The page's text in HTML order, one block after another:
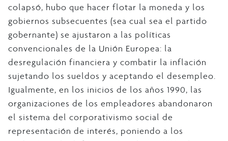
colapsó, hubo que hacer flotar la moneda y los
gobiernos subsecuentes (sea cual sea el partido
gobernante) se ajustaron a las políticas
convencionales de la Unión Europea: la
desregulación financiera y combatir la inflación
sujetando los sueldos y aceptando el desempleo.
Igualmente, en los inicios de los años 1990, las
organizaciones de los empleadores abandonaron
el sistema del corporativismo social de
representación de interés, poniendo a los